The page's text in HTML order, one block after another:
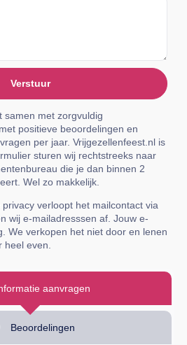
Verstuur
samen met zorgvuldig
positieve beoordelingen en
per jaar. Vrijgezellenfeest.nl is
sturen wij rechtstreeks naar
die je dan binnen 2
Wel zo makkelijk.
verloopt het mailcontact via
wij e-mailadresssen af. Jouw e-
We verkopen het niet door en lenen
heel even.
aanvragen
Beoordelingen